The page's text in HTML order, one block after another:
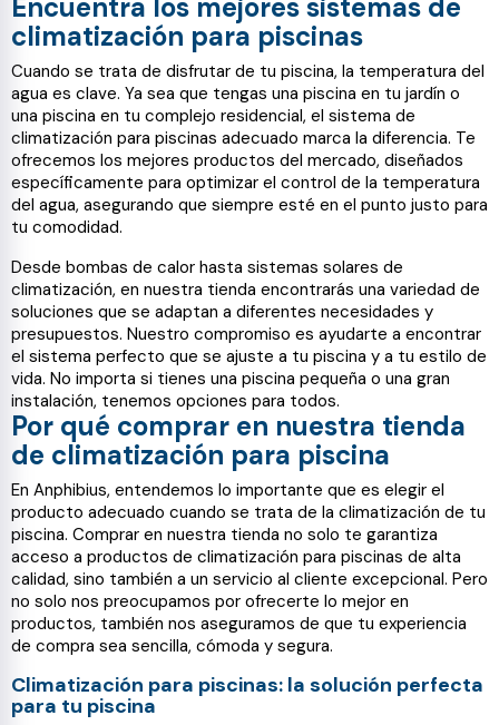
Encuentra los mejores sistemas de
climatización para piscinas
Cuando se trata de disfrutar de tu piscina, la temperatura del
agua es clave. Ya sea que tengas una piscina en tu jardín o
una piscina en tu complejo residencial, el sistema de
climatización para piscinas adecuado marca la diferencia. Te
ofrecemos los mejores productos del mercado, diseñados
específicamente para optimizar el control de la temperatura
del agua, asegurando que siempre esté en el punto justo para
tu comodidad.
Desde bombas de calor hasta sistemas solares de
climatización, en nuestra tienda encontrarás una variedad de
soluciones que se adaptan a diferentes necesidades y
presupuestos. Nuestro compromiso es ayudarte a encontrar
el sistema perfecto que se ajuste a tu piscina y a tu estilo de
vida. No importa si tienes una piscina pequeña o una gran
instalación, tenemos opciones para todos.
Por qué comprar en nuestra tienda
de climatización para piscina
En Anphibius, entendemos lo importante que es elegir el
producto adecuado cuando se trata de la climatización de tu
piscina. Comprar en nuestra tienda no solo te garantiza
acceso a productos de climatización para piscinas de alta
calidad, sino también a un servicio al cliente excepcional. Pero
no solo nos preocupamos por ofrecerte lo mejor en
productos, también nos aseguramos de que tu experiencia
de compra sea sencilla, cómoda y segura.
Climatización para piscinas: la solución perfecta
para tu piscina